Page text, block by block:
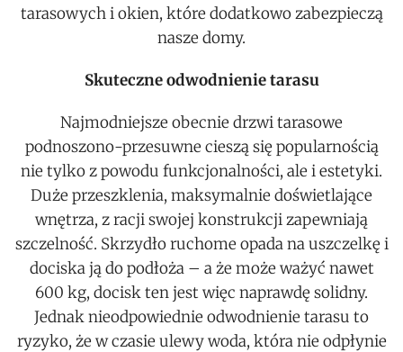
tarasowych i okien, które dodatkowo zabezpieczą
nasze domy.
Skuteczne odwodnienie tarasu
Najmodniejsze obecnie drzwi tarasowe
podnoszono-przesuwne cieszą się popularnością
nie tylko z powodu funkcjonalności, ale i estetyki.
Duże przeszklenia, maksymalnie doświetlające
wnętrza, z racji swojej konstrukcji zapewniają
szczelność. Skrzydło ruchome opada na uszczelkę i
dociska ją do podłoża – a że może ważyć nawet
600 kg, docisk ten jest więc naprawdę solidny.
Jednak nieodpowiednie odwodnienie tarasu to
ryzyko, że w czasie ulewy woda, która nie odpłynie